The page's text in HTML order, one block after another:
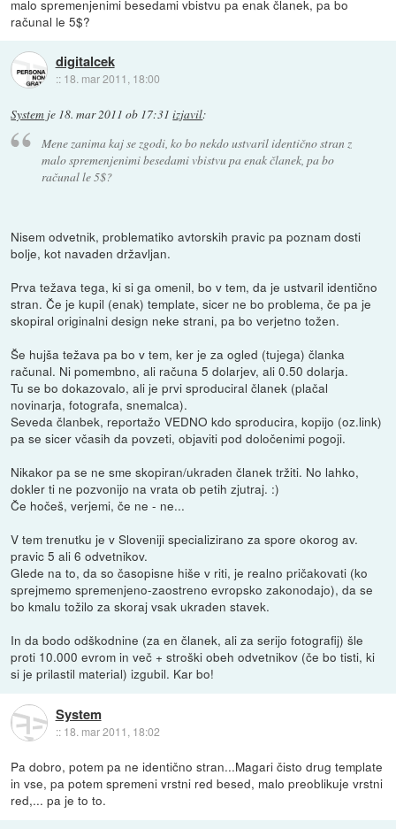
malo spremenjenimi besedami vbistvu pa enak članek, pa bo
računal le 5$?
digitalcek
:: 18. mar 2011, 18:00
System je 18. mar 2011 ob 17:31 izjavil:
Mene zanima kaj se zgodi, ko bo nekdo ustvaril identično stran z
malo spremenjenimi besedami vbistvu pa enak članek, pa bo
računal le 5$?
Nisem odvetnik, problematiko avtorskih pravic pa poznam dosti
bolje, kot navaden državljan.
Prva težava tega, ki si ga omenil, bo v tem, da je ustvaril identično
stran. Če je kupil (enak) template, sicer ne bo problema, če pa je
skopiral originalni design neke strani, pa bo verjetno tožen.
Še hujša težava pa bo v tem, ker je za ogled (tujega) članka
računal. Ni pomembno, ali računa 5 dolarjev, ali 0.50 dolarja.
Tu se bo dokazovalo, ali je prvi sproduciral članek (plačal
novinarja, fotografa, snemalca).
Seveda članbek, reportažo VEDNO kdo sproducira, kopijo (oz.link)
pa se sicer včasih da povzeti, objaviti pod določenimi pogoji.
Nikakor pa se ne sme skopiran/ukraden članek tržiti. No lahko,
dokler ti ne pozvonijo na vrata ob petih zjutraj. :)
Če hočeš, verjemi, če ne - ne...
V tem trenutku je v Sloveniji specializirano za spore okorog av.
pravic 5 ali 6 odvetnikov.
Glede na to, da so časopisne hiše v riti, je realno pričakovati (ko
sprejmemo spremenjeno-zaostreno evropsko zakonodajo), da se
bo kmalu tožilo za skoraj vsak ukraden stavek.
In da bodo odškodnine (za en članek, ali za serijo fotografij) šle
proti 10.000 evrom in več + stroški obeh odvetnikov (če bo tisti, ki
si je prilastil material) izgubil. Kar bo!
System
:: 18. mar 2011, 18:02
Pa dobro, potem pa ne identično stran...Magari čisto drug template
in vse, pa potem spremeni vrstni red besed, malo preoblikuje vrstni
red,... pa je to to.